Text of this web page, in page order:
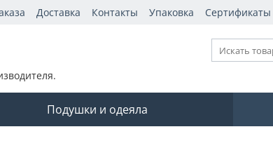
Доставка Контакты Упаковка Сертификаты
Подушки и одеяла